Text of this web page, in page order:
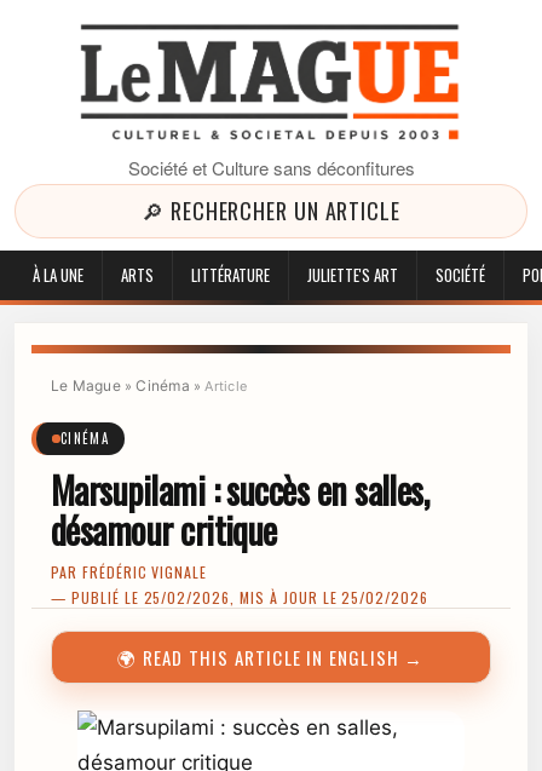
Société et Culture sans déconfitures
🔎 RECHERCHER UN ARTICLE
À LA UNE ARTS LITTÉRATURE JULIETTE'S ART SOCIÉTÉ
Le Mague»Cinéma »Article
CINÉMA
Marsupilami : succès en salles,
désamour critique
PAR FRÉDÉRIC VIGNALE
— PUBLIÉ LE 25/02/2026, MIS À JOUR LE 25/02/2026
🌍 READ THIS ARTICLE IN ENGLISH →